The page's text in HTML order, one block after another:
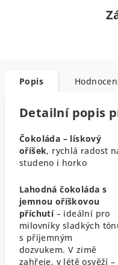
Popis
Detailní popis
Čokoláda – lískový
oříšek, rychlá radost
studeno i horko
Lahodná čokoláda s
jemnou oříškovou
příchutí– ideální pro
milovníky sladkých
s příjemným
dozvukem.V zimě
zahřeje, v létě osvěží